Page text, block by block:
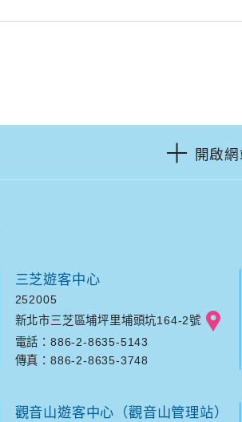
開啟
三芝遊客中心
252005
新北市三芝區埔坪里埔頭坑164-2號
電話：886-2-8635-5143
傳真：886-2-8635-3748
觀音山遊客中心（觀音山管理站）